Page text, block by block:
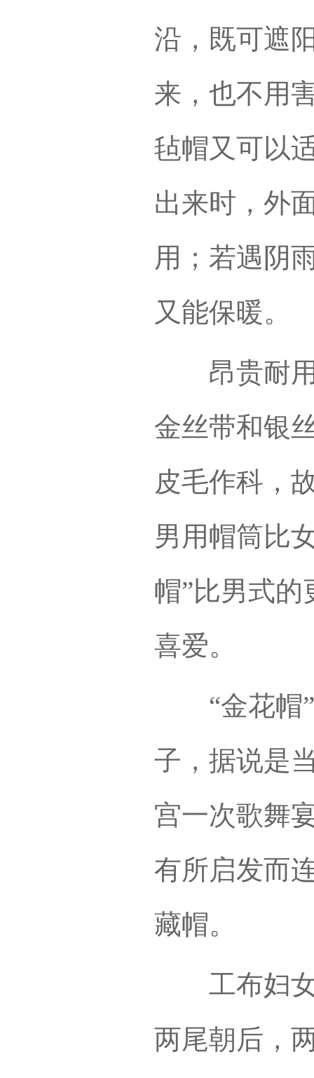
沿，既可遮
来，也不用
毡帽又可以
出来时，外
用；若遇阴
又能保暖。
昂贵耐用
金丝带和银
皮毛作科，
男用帽筒比
帽”比男式
喜爱。
“金花帽”
子，据说是
宫一次歌舞
有所启发而
藏帽。
工布妇女
两尾朝后，